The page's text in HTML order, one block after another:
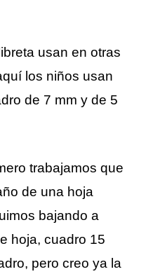
usan en otras
los niños usan
de 7 mm y de 5
trabajamos que
de una hoja
bajando a
hoja, cuadro 15
pero creo ya la